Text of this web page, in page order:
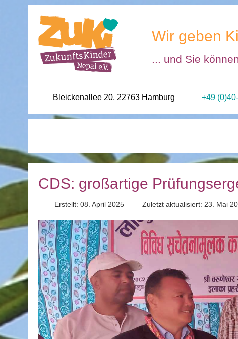
Wir geben
... und Sie
Bleickenallee 20, 22763 Hamburg +49
CDS: großartige
Erstellt: 08. April 2025 Zuletzt aktualisiert: 23. Mai